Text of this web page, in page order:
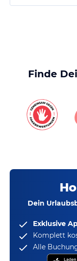
Finde
Dein
Exklusive
Komplett
Alle